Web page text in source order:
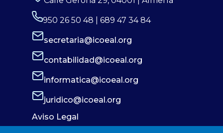
950 26 50 48 | 689 47 34 84
secretaria@icoeal.org
contabilidad@icoeal.org
informatica@icoeal.org
juridico@icoeal.org
Aviso Legal